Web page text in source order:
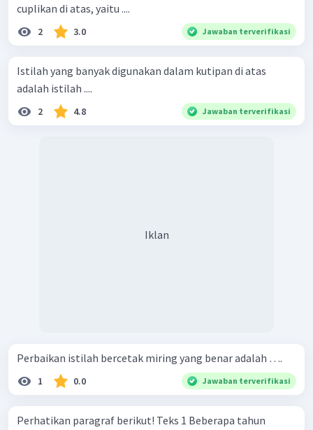
cuplikan di atas, yaitu ....
2 3.0 Jawaban terverifikasi
Istilah yang banyak digunakan dalam kutipan di atas
adalah istilah ....
2 4.8 Jawaban terverifikasi
Iklan
Perbaikan istilah bercetak miring yang benar adalah ….
1 0.0 Jawaban terverifikasi
Perhatikan paragraf berikut! Teks 1 Beberapa tahun